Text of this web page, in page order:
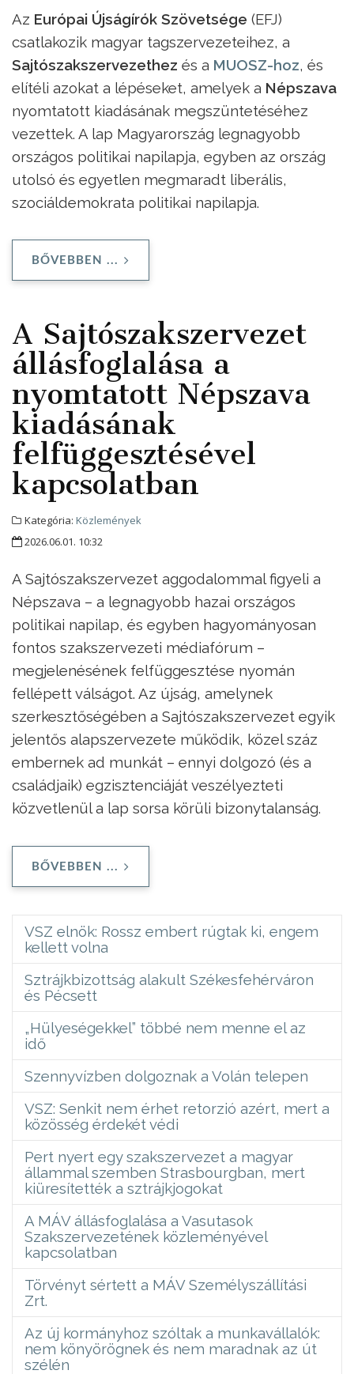
Az Európai Újságírók Szövetsége (EFJ)
csatlakozik magyar tagszervezeteihez, a
Sajtószakszervezethez és a MUOSZ-hoz, és
elítéli azokat a lépéseket, amelyek a Népszava
nyomtatott kiadásának megszüntetéséhez
vezettek. A lap Magyarország legnagyobb
országos politikai napilapja, egyben az ország
utolsó és egyetlen megmaradt liberális,
szociáldemokrata politikai napilapja.
BŐVEBBEN ...
A Sajtószakszervezet
állásfoglalása a
nyomtatott Népszava
kiadásának
felfüggesztésével
kapcsolatban
Kategória: Közlemények
2026.06.01. 10:32
A Sajtószakszervezet aggodalommal figyeli a
Népszava – a legnagyobb hazai országos
politikai napilap, és egyben hagyományosan
fontos szakszervezeti médiafórum –
megjelenésének felfüggesztése nyomán
fellépett válságot. Az újság, amelynek
szerkesztőségében a Sajtószakszervezet egyik
jelentős alapszervezete működik, közel száz
embernek ad munkát – ennyi dolgozó (és a
családjaik) egzisztenciáját veszélyezteti
közvetlenül a lap sorsa körüli bizonytalanság.
BŐVEBBEN ...
VSZ elnök: Rossz embert rúgtak ki, engem
kellett volna
Sztrájkbizottság alakult Székesfehérváron
és Pécsett
„Hülyeségekkel” többé nem menne el az
idő
Szennyvízben dolgoznak a Volán telepen
VSZ: Senkit nem érhet retorzió azért, mert a
közösség érdekét védi
Pert nyert egy szakszervezet a magyar
állammal szemben Strasbourgban, mert
kiüresítették a sztrájkjogokat
A MÁV állásfoglalása a Vasutasok
Szakszervezetének közleményével
kapcsolatban
Törvényt sértett a MÁV Személyszállítási
Zrt.
Az új kormányhoz szóltak a munkavállalók:
nem könyörögnek és nem maradnak az út
szélén